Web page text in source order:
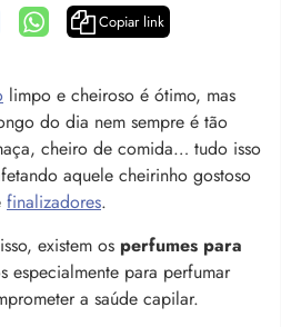
Copiar link
limpo e cheiroso é ótimo, mas
do dia nem sempre é tão
cheiro de comida… tudo isso
aquele cheirinho gostoso
finalizadores.
existem os perfumes para
especialmente para perfumar
a saúde capilar.